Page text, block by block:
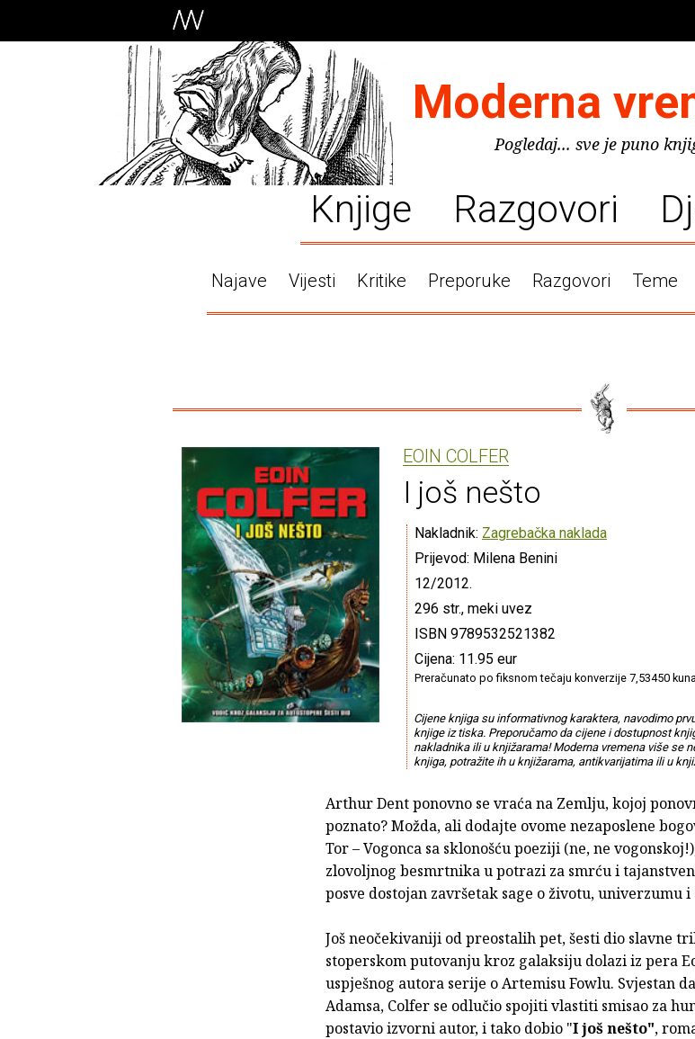
Moderna
Pogledaj... sve je puno
Knjige Razgovori
Najave Vijesti Kritike Preporuke Razgovori Teme
EOIN COLFER
I još nešto
Nakladnik: Zagrebačka naklada
Prijevod: Milena Benini
12/2012.
296 str., meki uvez
ISBN 9789532521382
Cijena: 11.95 eur
Preračunato po fiksnom tečaju konverzije 7,53450
Cijene knjiga su informativnog karaktera, navodimo
knjige iz tiska. Preporučamo da cijene i dostupnost
nakladnika ili u knjižarama! Moderna vremena više se
knjiga, potražite ih u knjižarama, antikvarijatima ili u
Arthur Dent ponovno se vraća na Zemlju, kojoj
poznato? Možda, ali dodajte ovome nezaposlene
Tor – Vogonca sa sklonošću poeziji (ne, ne
zlovoljnog besmrtnika u potrazi za smrću i
posve dostojan završetak sage o životu, univerzumu i
Još neočekivaniji od preostalih pet, šesti dio slavne
stoperskom putovanju kroz galaksiju dolazi iz pera
uspješnog autora serije o Artemisu Fowlu. Svjestan
Adamsa, Colfer se odlučio spojiti vlastiti smisao za
postavio izvorni autor, i tako dobio "I još nešto",